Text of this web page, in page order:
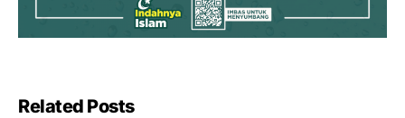
Related Posts